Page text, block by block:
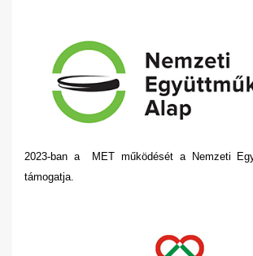
2023-ban a MET működését a Nemzeti
támogatja.